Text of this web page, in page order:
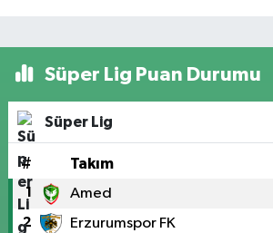
Süper Lig Puan Durumu
Süper Lig
# Takım
1 Amed
2 Erzurumspor FK